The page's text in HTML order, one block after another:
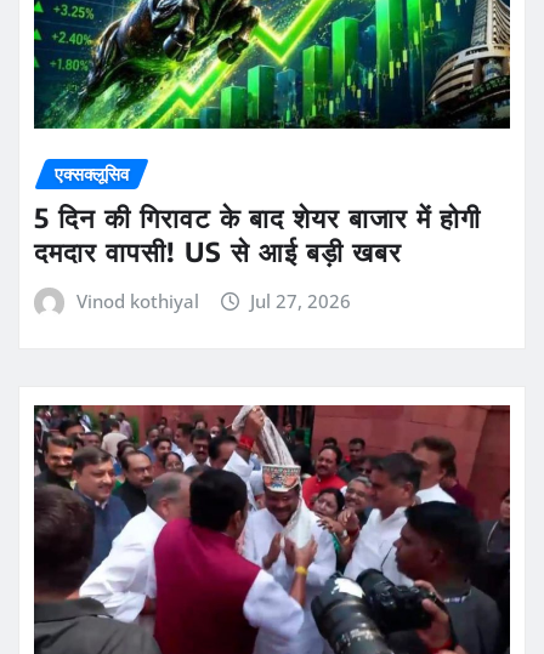
एक्सक्लूसिव
5 दिन की गिरावट के बाद शेयर बाजार में होगी
दमदार वापसी! US से आई बड़ी खबर
Vinod kothiyal Jul 27, 2026